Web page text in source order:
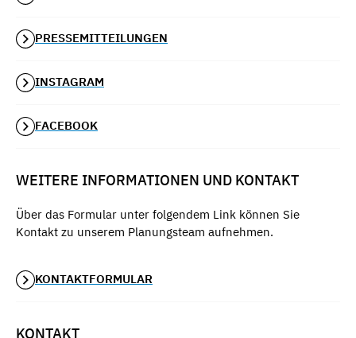
PRESSEMITTEILUNGEN
INSTAGRAM
FACEBOOK
WEITERE INFORMATIONEN UND KONTAKT
Über das Formular unter folgendem Link können Sie
Kontakt zu unserem Planungsteam aufnehmen.
KONTAKTFORMULAR
KONTAKT